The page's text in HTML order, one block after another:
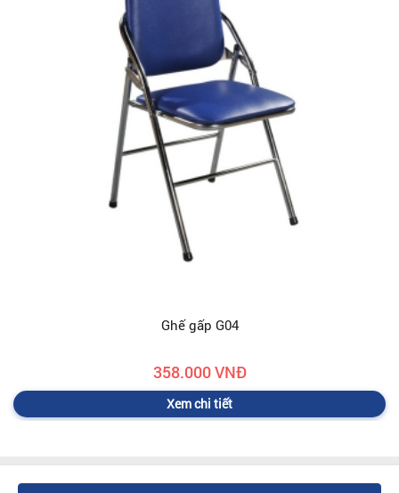
Ghế gấp G04
358.000 VNĐ
Xem chi tiết